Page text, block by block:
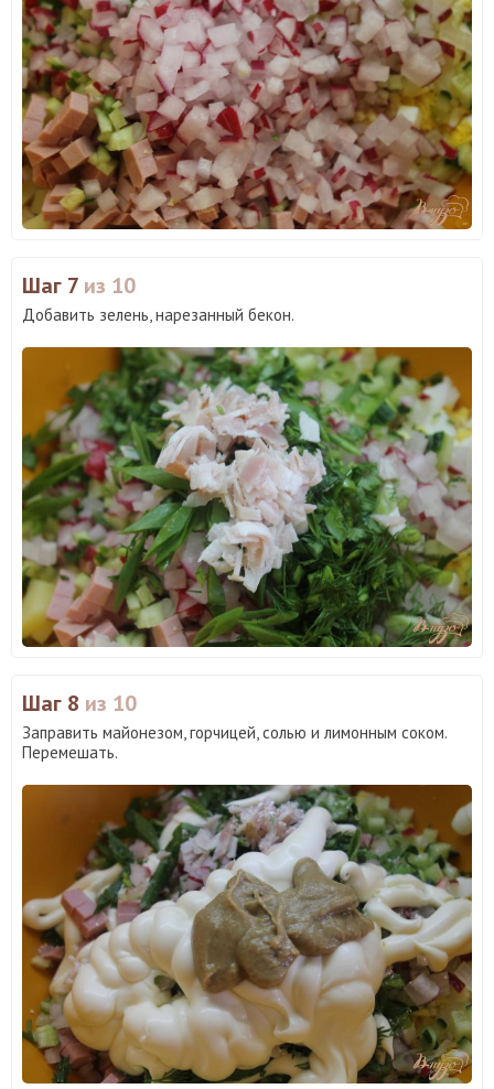
Шаг 7 из 10
Добавить зелень, нарезанный бекон.
Шаг 8 из 10
Заправить майонезом, горчицей, солью и лимонным соком.
Перемешать.